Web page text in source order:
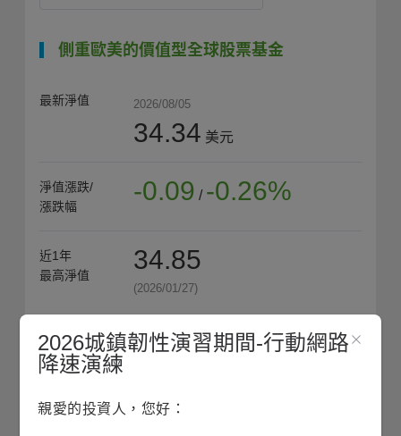
側重歐美的價值型全球股票基金
最新淨值 2026/08/05
34.34 美元
淨值漲跌/
漲跌幅
-0.09 / -0.26%
近1年
最高淨值
34.85
(2026/01/27)
近1年
平均淨值
33.15
2026城鎮韌性演習期間-行動網路
降速演練
親愛的投資人，您好：